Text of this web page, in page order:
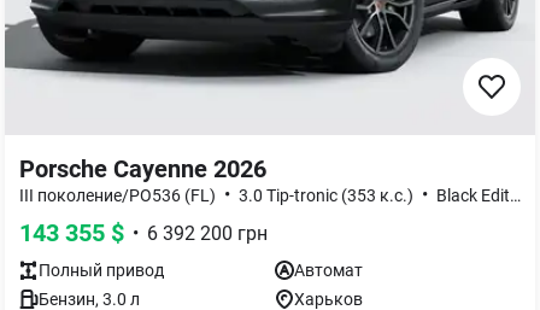
Porsche Cayenne 2026
III поколение/PO536 (FL) • 3.0 Tip-tronic (353 к.с.) • Black Edition
143 355 $ • 6 392 200 грн
Полный привод
Автомат
Бензин, 3.0 л Харьков